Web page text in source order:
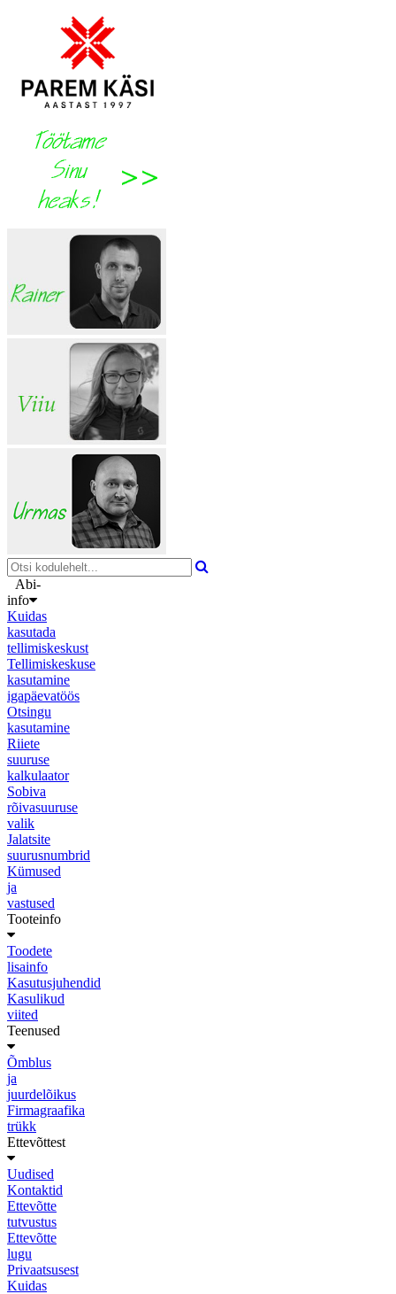
Abi-
info
Kuidas
kasutada
tellimiskeskust
Tellimiskeskuse
kasutamine
igapäevatöös
Otsingu
kasutamine
Riiete
suuruse
kalkulaator
Sobiva
rõivasuuruse
valik
Jalatsite
suurusnumbrid
Kümused
ja
vastused
Tooteinfo
Toodete
lisainfo
Kasutusjuhendid
Kasulikud
viited
Teenused
Õmblus
ja
juurdelõikus
Firmagraafika
trükk
Ettevõttest
Uudised
Kontaktid
Ettevõtte
tutvustus
Ettevõtte
lugu
Privaatsusest
Kuidas